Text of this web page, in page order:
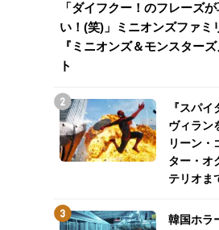
「ダイフクー！のフレーズ
い！(笑)」ミニオンズファミ
『ミニオンズ＆モンスター
ト
『スパ
ヴィラン
リーン・
ター・オ
テリオま
韓国ホラ